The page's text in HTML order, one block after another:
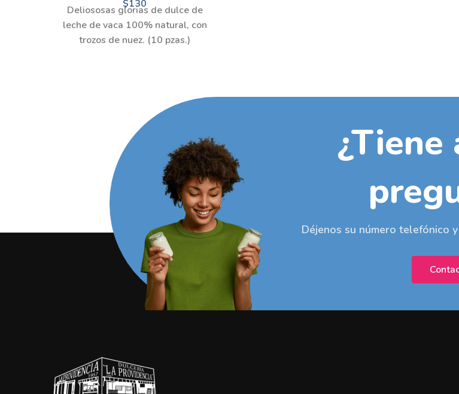
$130
Deliososas glorias de dulce de
leche de vaca 100% natural, con
trozos de nuez. (10 pzas.)
¿Tiene
Déjenos su número telefónico